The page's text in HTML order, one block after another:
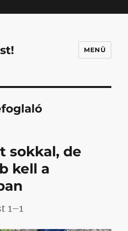
MENÜ
sokkal, de
kell a
1–1